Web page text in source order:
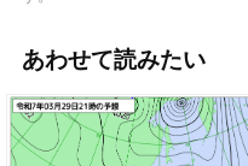
あわせて読みたい